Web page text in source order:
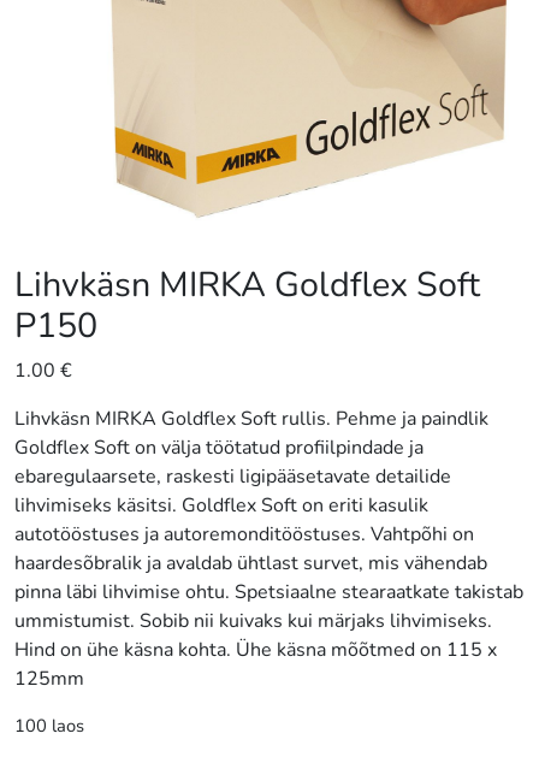
Lihvkäsn MIRKA Goldflex Soft
P150
1.00 €
Lihvkäsn MIRKA Goldflex Soft rullis. Pehme ja paindlik
Goldflex Soft on välja töötatud profiilpindade ja
ebaregulaarsete, raskesti ligipääsetavate detailide
lihvimiseks käsitsi. Goldflex Soft on eriti kasulik
autotööstuses ja autoremonditööstuses. Vahtpõhi on
haardesõbralik ja avaldab ühtlast survet, mis vähendab
pinna läbi lihvimise ohtu. Spetsiaalne stearaatkate takistab
ummistumist. Sobib nii kuivaks kui märjaks lihvimiseks.
Hind on ühe käsna kohta. Ühe käsna mõõtmed on 115 x
125mm
100 laos